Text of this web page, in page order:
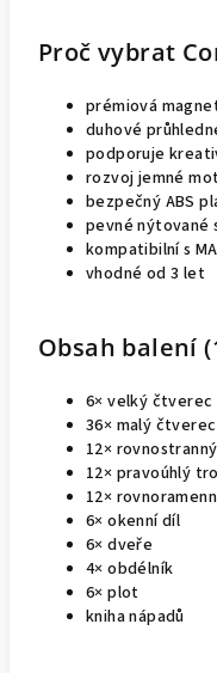
Proč vybrat
prémiová
duhové
podporuje
rozvoj jemné
bezpečný ABS
pevné nýtované
kompatibilní s
vhodné od 3 let
Obsah balení
6× velký čtverec
36× malý čtverec
12×
12× pravoúhlý
12×
6× okenní díl
6× dveře
4× obdélník
6× plot
kniha nápadů